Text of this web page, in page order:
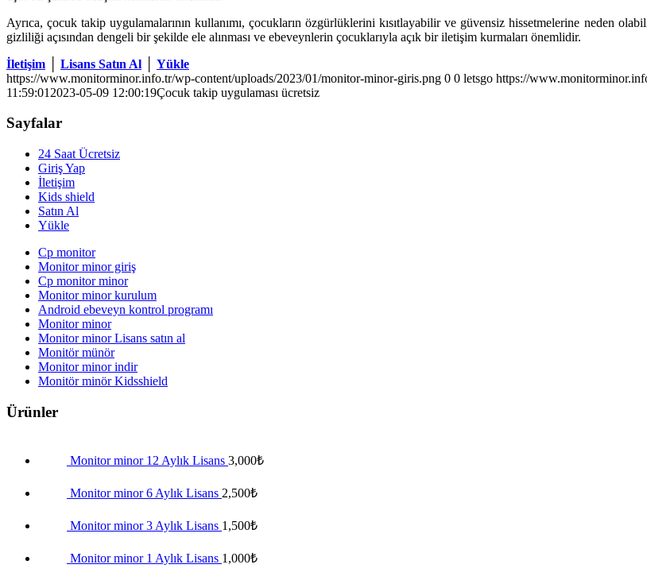
Ayrıca, çocuk takip uygulamalarının kullanımı, çocukların özgürlüklerini kısıtlayabilir ve güvensiz hissetmelerine neden
gizliliği açısından dengeli bir şekilde ele alınması ve ebeveynlerin çocuklarıyla açık bir iletişim kurmaları önemlidir.
İletişim
Lisans Satın Al
Yükle
https://www.monitorminor.info.tr/wp-content/uploads/2023/01/monitor-minor-giris.png 0 0 letsgo https://
11:59:01 2023-05-09 12:00:19Çocuk takip uygulaması ücretsiz
Sayfalar
24 Saat Ücretsiz
Giriş Yap
İletişim
Kids shield
Satın Al
Yükle
Cp monitor
Monitor minor giriş
Cp monitor minor
Monitor minor kurulum
Android ebeveyn kontrol programı
Monitor minor
Monitor minor Lisans satın al
Monitör münör
Monitor minor indir
Monitör minör Kidsshield
Ürünler
Monitor minor 12 Aylık Lisans 3,000₺
Monitor minor 6 Aylık Lisans 2,500₺
Monitor minor 3 Aylık Lisans 1,500₺
Monitor minor 1 Aylık Lisans 1,000₺